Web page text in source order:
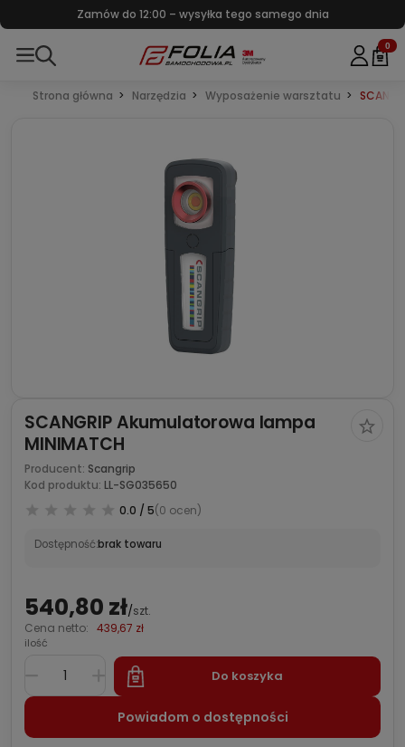
Zamów do 12:00 – wysyłka tego samego dnia
0
Strona główna Narzędzia Wyposażenie warsztatu
SCANGRIP Akumulatorowa lampa
MINIMATCH
Producent: Scangrip
Kod produktu: LL-SG035650
0.0 / 5(0 ocen)
Dostępność:brak towaru
540,80 zł/szt.
Cena netto: 439,67 zł
ilość
Do koszyka
Powiadom o dostępności